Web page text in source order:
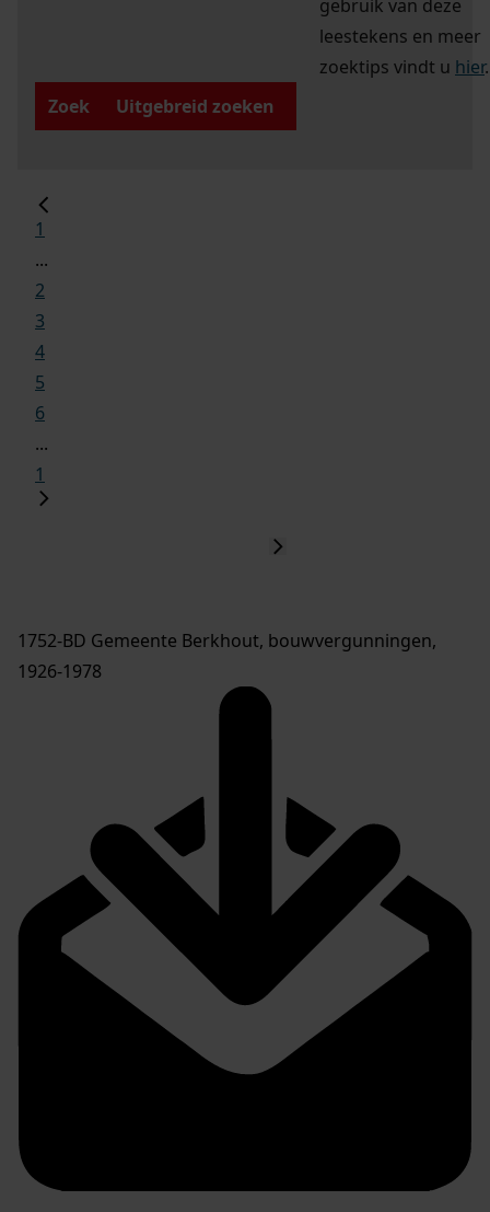
gebruik van deze
leestekens en meer
zoektips vindt u hier.
Zoek
Uitgebreid zoeken
1
...
2
3
4
5
6
...
1
1752-BD Gemeente Berkhout, bouwvergunningen,
1926-1978